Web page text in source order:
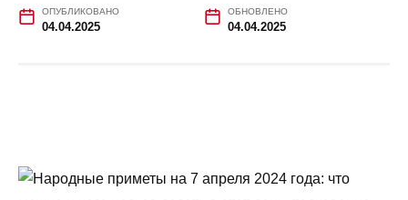
ОПУБЛИКОВАНО
04.04.2025
ОБНОВЛЕНО
04.04.2025